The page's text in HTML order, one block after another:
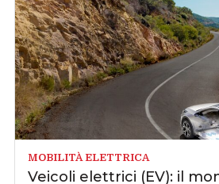
MOBILITÀ ELETTRICA
Veicoli elettrici (EV): il